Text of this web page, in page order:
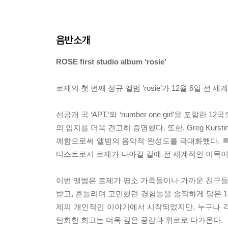
음반소개
ROSE first studio album ‘rosie’
로제의 첫 번째 정규 앨범 ‘rosie’가 12월 6일 전 세
선공개 곡 ‘APT.’와 ‘number one girl’을 포함한
의 입지를 더욱 견고히 증명했다. 또한, Greg
께함으로써 앨범의 음악적 완성도를 극대화했다.
티스트로서 로제가 나아갈 길에 전 세계적인 이목
이번 앨범은 로제가 평소 가족들이나 가까운 친구
받고, 흔들리며 고민했던 경험들을 솔직하게 담은
제의 개인적인 이야기에서 시작되었지만, 누구나
탄회한 회고는 더욱 깊은 공감과 위로로 다가온다.